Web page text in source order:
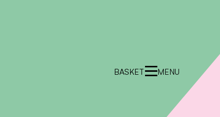
BASKET MENU